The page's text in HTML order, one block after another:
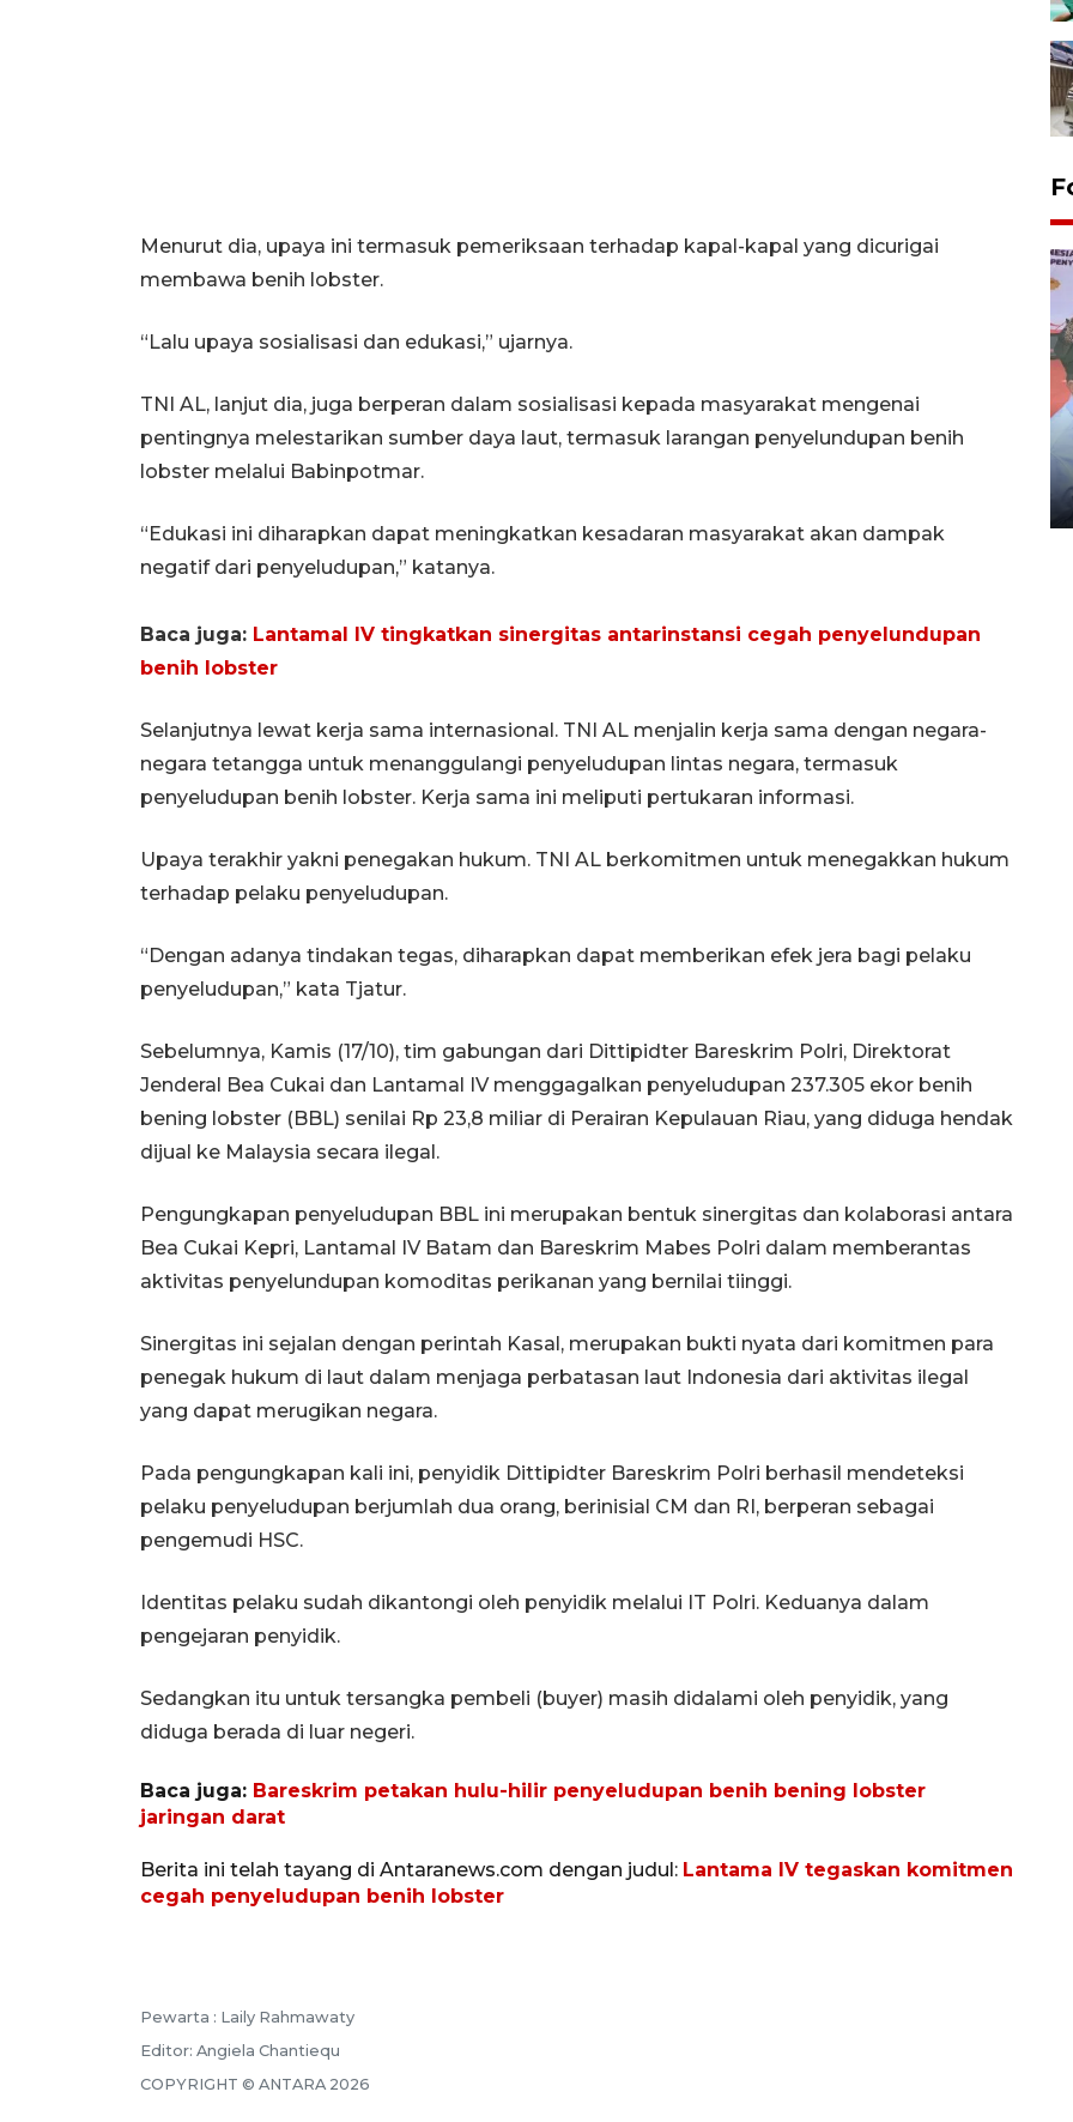
Menurut dia, upaya ini termasuk pemeriksaan terhadap kapal-kapal yang dicurigai
membawa benih lobster.
“Lalu upaya sosialisasi dan edukasi,” ujarnya.
TNI AL, lanjut dia, juga berperan dalam sosialisasi kepada masyarakat mengenai
pentingnya melestarikan sumber daya laut, termasuk larangan penyelundupan benih
lobster melalui Babinpotmar.
“Edukasi ini diharapkan dapat meningkatkan kesadaran masyarakat akan dampak
negatif dari penyeludupan,” katanya.
Baca juga: Lantamal IV tingkatkan sinergitas antarinstansi cegah penyelundupan
benih lobster
Selanjutnya lewat kerja sama internasional. TNI AL menjalin kerja sama dengan negara-
negara tetangga untuk menanggulangi penyeludupan lintas negara, termasuk
penyeludupan benih lobster. Kerja sama ini meliputi pertukaran informasi.
Upaya terakhir yakni penegakan hukum. TNI AL berkomitmen untuk menegakkan hukum
terhadap pelaku penyeludupan.
“Dengan adanya tindakan tegas, diharapkan dapat memberikan efek jera bagi pelaku
penyeludupan,” kata Tjatur.
Sebelumnya, Kamis (17/10), tim gabungan dari Dittipidter Bareskrim Polri, Direktorat
Jenderal Bea Cukai dan Lantamal IV menggagalkan penyeludupan 237.305 ekor benih
bening lobster (BBL) senilai Rp 23,8 miliar di Perairan Kepulauan Riau, yang diduga hendak
dijual ke Malaysia secara ilegal.
Pengungkapan penyeludupan BBL ini merupakan bentuk sinergitas dan kolaborasi antara
Bea Cukai Kepri, Lantamal IV Batam dan Bareskrim Mabes Polri dalam memberantas
aktivitas penyelundupan komoditas perikanan yang bernilai tiinggi.
Sinergitas ini sejalan dengan perintah Kasal, merupakan bukti nyata dari komitmen para
penegak hukum di laut dalam menjaga perbatasan laut Indonesia dari aktivitas ilegal
yang dapat merugikan negara.
Pada pengungkapan kali ini, penyidik Dittipidter Bareskrim Polri berhasil mendeteksi
pelaku penyeludupan berjumlah dua orang, berinisial CM dan RI, berperan sebagai
pengemudi HSC.
Identitas pelaku sudah dikantongi oleh penyidik melalui IT Polri. Keduanya dalam
pengejaran penyidik.
Sedangkan itu untuk tersangka pembeli (buyer) masih didalami oleh penyidik, yang
diduga berada di luar negeri.
Baca juga: Bareskrim petakan hulu-hilir penyeludupan benih bening lobster
jaringan darat
Berita ini telah tayang di Antaranews.com dengan judul: Lantama IV tegaskan komitmen
cegah penyeludupan benih lobster
Pewarta : Laily Rahmawaty
Editor: Angiela Chantiequ
COPYRIGHT © ANTARA 2026
Distribusi logistik pemilu